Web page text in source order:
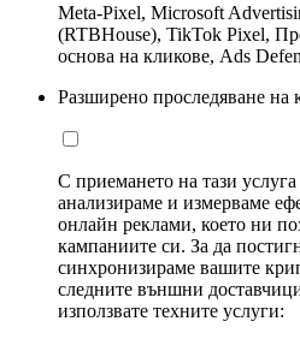
Meta-Pixel, Microsoft
(RTBHouse), TikTok Pixel,
основа на кликове, Ads
Разширено проследяване на
С приемането на тази
анализираме и измерваме
онлайн реклами, което ни
кампаниите си. За да
синхронизираме вашите
следните външни
използвате техните услуги: